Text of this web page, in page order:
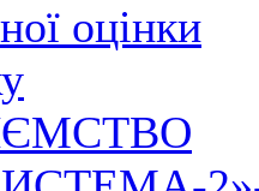
оцінки